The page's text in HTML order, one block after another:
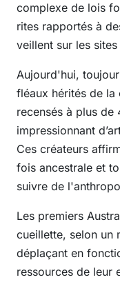
complexe de lois
rites rapportés à
veillent sur les sites
Aujourd'hui,
fléaux hérités de
recensés à plus
impressionnant
Ces créateurs
fois ancestrale et
suivre de
Les premiers
cueillette, selon un
déplaçant en
ressources de leur